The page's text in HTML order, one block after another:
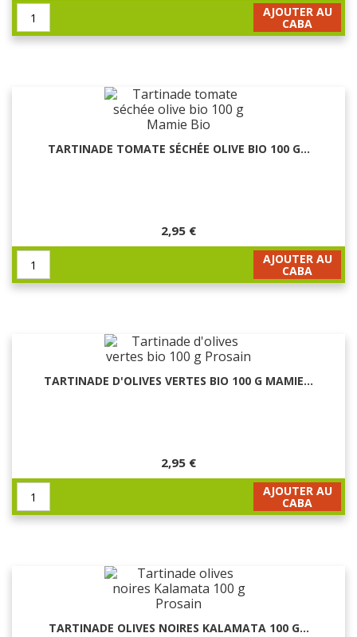
AJOUTER AU
CABA
TARTINADE TOMATE SÉCHÉE OLIVE BIO 100 G...
2,95 €
AJOUTER AU
CABA
TARTINADE D'OLIVES VERTES BIO 100 G MAMIE...
2,95 €
AJOUTER AU
CABA
TARTINADE OLIVES NOIRES KALAMATA 100 G...